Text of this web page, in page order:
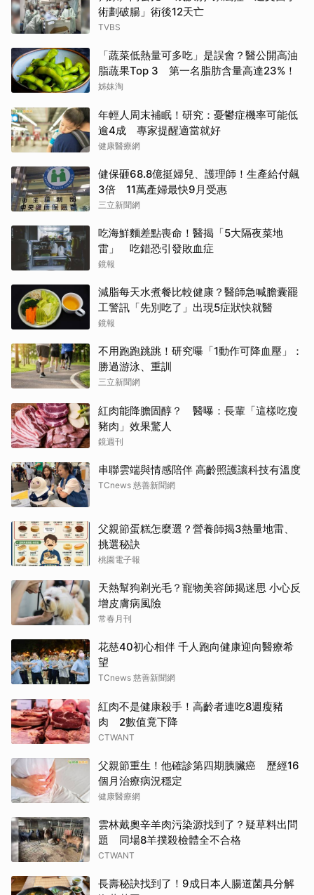
術劃破腸」術後12天亡
TVBS
「蔬菜低熱量可多吃」是誤會？醫公開高油
脂蔬果Top 3 第一名脂肪含量高達23%！
姊妹淘
年輕人周末補眠！研究：憂鬱症機率可能低
逾4成 專家提醒適當就好
健康醫療網
健保砸68.8億挺婦兒、護理師！生產給付飆
3倍 11萬產婦最快9月受惠
三立新聞網
吃海鮮麵差點喪命！醫揭「5大隔夜菜地
雷」 吃錯恐引發敗血症
鏡報
減脂每天水煮餐比較健康？醫師急喊膽囊罷
工警訊「先別吃了」出現5症狀快就醫
鏡報
不用跑跑跳跳！研究曝「1動作可降血壓」：
勝過游泳、重訓
三立新聞網
紅肉能降膽固醇？ 醫曝：長輩「這樣吃瘦
豬肉」效果驚人
鏡週刊
串聯雲端與情感陪伴 高齡照護讓科技有溫度
TCnews 慈善新聞網
父親節蛋糕怎麼選？營養師揭3熱量地雷、
挑選秘訣
桃園電子報
天熱幫狗剃光毛？寵物美容師揭迷思 小心反
增皮膚病風險
常春月刊
花慈40初心相伴 千人跑向健康迎向醫療希
望
TCnews 慈善新聞網
紅肉不是健康殺手！高齡者連吃8週瘦豬
肉 2數值竟下降
CTWANT
父親節重生！他確診第四期胰臟癌 歷經16
個月治療病況穩定
健康醫療網
雲林戴奧辛羊肉污染源找到了？疑草料出問
題 同場8羊撲殺檢體全不合格
CTWANT
長壽秘訣找到了！9成日本人腸道菌具分解